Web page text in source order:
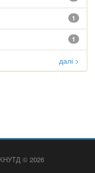
1
1
далі >
КНУТД © 2026